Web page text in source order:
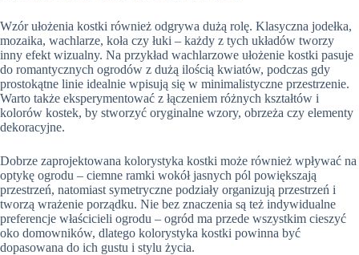
Wzór ułożenia kostki również odgrywa dużą rolę. Klasyczna jodełka,
mozaika, wachlarze, koła czy łuki – każdy z tych układów tworzy
inny efekt wizualny. Na przykład wachlarzowe ułożenie kostki pasuje
do romantycznych ogrodów z dużą ilością kwiatów, podczas gdy
prostokątne linie idealnie wpisują się w minimalistyczne przestrzenie.
Warto także eksperymentować z łączeniem różnych kształtów i
kolorów kostek, by stworzyć oryginalne wzory, obrzeża czy elementy
dekoracyjne.
Dobrze zaprojektowana kolorystyka kostki może również wpływać na
optykę ogrodu – ciemne ramki wokół jasnych pól powiększają
przestrzeń, natomiast symetryczne podziały organizują przestrzeń i
tworzą wrażenie porządku. Nie bez znaczenia są też indywidualne
preferencje właścicieli ogrodu – ogród ma przede wszystkim cieszyć
oko domowników, dlatego kolorystyka kostki powinna być
dopasowana do ich gustu i stylu życia.